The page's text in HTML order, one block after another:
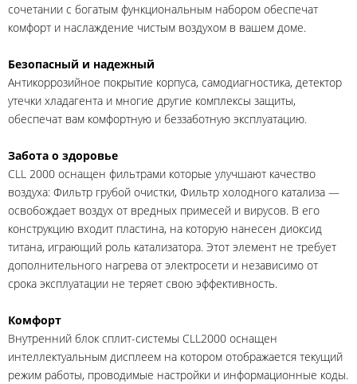
сочетании с богатым функциональным набором обеспечат
комфорт и наслаждение чистым воздухом в вашем доме.
Безопасный и надежный
Антикоррозийное покрытие корпуса, самодиагностика, детектор
утечки хладагента и многие другие комплексы защиты,
обеспечат вам комфортную и беззаботную эксплуатацию.
Забота о здоровье
CLL 2000 оснащен фильтрами которые улучшают качество
воздуха: Фильтр грубой очистки, Фильтр холодного катализа —
освобождает воздух от вредных примесей и вирусов. В его
конструкцию входит пластина, на которую нанесен диоксид
титана, играющий роль катализатора. Этот элемент не требует
дополнительного нагрева от электросети и независимо от
срока эксплуатации не теряет свою эффективность.
Комфорт
Внутренний блок сплит-системы CLL2000 оснащен
интеллектуальным дисплеем на котором отображается текущий
режим работы, проводимые настройки и информационные коды.